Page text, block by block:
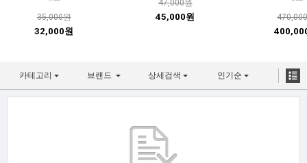
35,000원
32,000원
47,000원
45,000원
카테고리 브랜드 상세검색 인기순